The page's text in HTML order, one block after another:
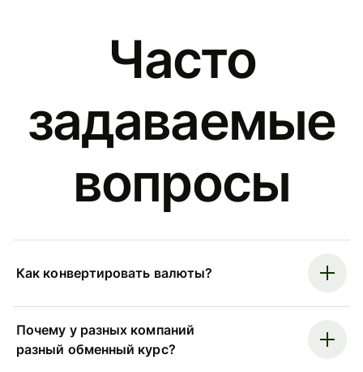
Часто
задаваемые
вопросы
Как конвертировать валюты?
Почему у разных компаний
разный обменный курс?